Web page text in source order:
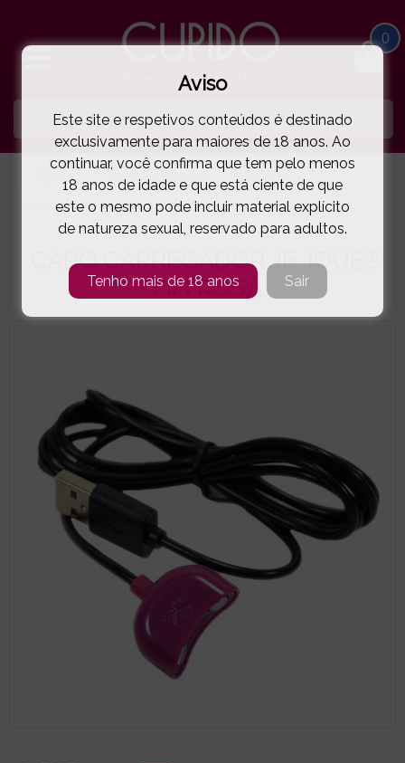
0
JE JOUE
CABO CARREGADOR JE JOUE® FIFI ROSA( 90-0001 )
CABO CARREGADOR JE JOUE®
FIFI ROSA
Aviso
Este site e respetivos conteúdos é destinado
exclusivamente para maiores de 18 anos. Ao
continuar, você confirma que tem pelo menos
18 anos de idade e que está ciente de que
este o mesmo pode incluir material explícito
de natureza sexual, reservado para adultos.
Tenho mais de 18 anos Sair